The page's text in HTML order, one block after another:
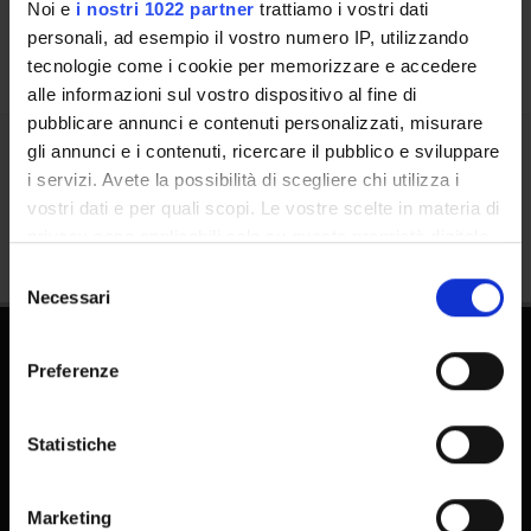
Noi e i nostri 1022 partner trattiamo i vostri dati
personali, ad esempio il vostro numero IP, utilizzando
tecnologie come i cookie per memorizzare e accedere
alle informazioni sul vostro dispositivo al fine di
pubblicare annunci e contenuti personalizzati, misurare
gli annunci e i contenuti, ricercare il pubblico e sviluppare
i servizi. Avete la possibilità di scegliere chi utilizza i
vostri dati e per quali scopi. Le vostre scelte in materia di
modificare o revocare il proprio consenso in qualsiasi
momento dalla Dichiarazione sui cookie o facendo clic
raccogliere informazioni sulla tua posizione
geografica, con un'approssimazione di qualche
Identificare il tuo dispositivo, scansionandolo
delNecessari
Preferenze
Statistiche
Marketing
Condividi